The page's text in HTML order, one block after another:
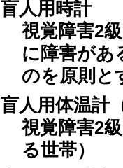
盲人用時計
視覚障害2
に障害があ
のを原則と
盲人用体温計
視覚障害2
る世帯）